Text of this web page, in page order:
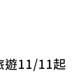
遊11/11起